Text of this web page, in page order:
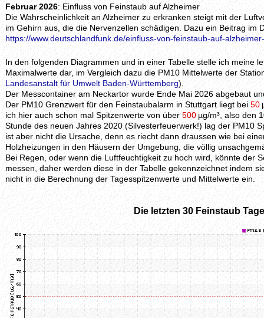
Februar 2026: Einfluss von Feinstaub auf Alzheimer
Die Wahrscheinlichkeit an Alzheimer zu erkranken steigt mit der
im Gehirn aus, die die Nervenzellen schädigen. Dazu ein Beitrag im
https://www.deutschlandfunk.de/einfluss-von-feinstaub-auf-
In den folgenden Diagrammen und in einer Tabelle stelle ich meine
Maximalwerte dar, im Vergleich dazu die PM10 Mittelwerte der
Landesanstalt für Umwelt Baden-Württemberg).
Der Messcontainer am Neckartor wurde Ende Mai 2026 abgebaut
Der PM10 Grenzwert für den Feinstaubalarm in Stuttgart liegt bei 50
ich hier auch schon mal Spitzenwerte von über 500 µg/m³, also den
Stunde des neuen Jahres 2020 (Silvesterfeuerwerk!) lag der PM10
ist aber nicht die Ursache, denn es riecht dann draussen wie bei
Holzheizungen in den Häusern der Umgebung, die völlig
Bei Regen, oder wenn die Luftfeuchtigkeit zu hoch wird, könnte der
messen, daher werden diese in der Tabelle gekennzeichnet indem
nicht in die Berechnung der Tagesspitzenwerte und Mittelwerte ein.
Die letzten 30 Feinstaub